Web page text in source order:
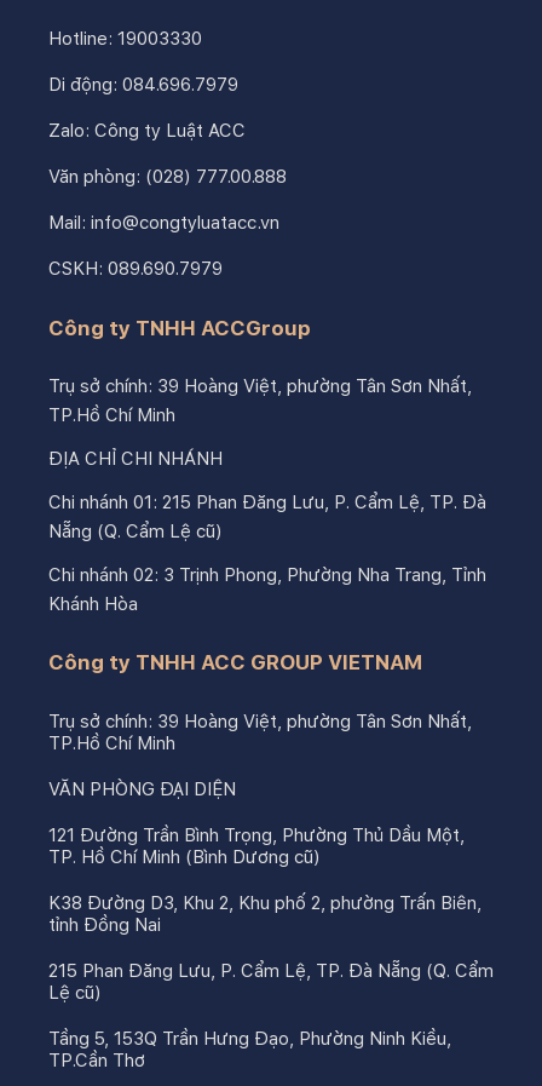
Hotline: 19003330
Di động: 084.696.7979
Zalo: Công ty Luật ACC
Văn phòng: (028) 777.00.888
Mail: info@congtyluatacc.vn
CSKH: 089.690.7979
Công ty TNHH ACCGroup
Trụ sở chính: 39 Hoàng Việt, phường Tân Sơn Nhất,
TP.Hồ Chí Minh
ĐỊA CHỈ CHI NHÁNH
Chi nhánh 01: 215 Phan Đăng Lưu, P. Cẩm Lệ, TP. Đà
Nẵng (Q. Cẩm Lệ cũ)
Chi nhánh 02: 3 Trịnh Phong, Phường Nha Trang, Tỉnh
Khánh Hòa
Công ty TNHH ACC GROUP VIETNAM
Trụ sở chính: 39 Hoàng Việt, phường Tân Sơn Nhất,
TP.Hồ Chí Minh
VĂN PHÒNG ĐẠI DIỆN
121 Đường Trần Bình Trọng, Phường Thủ Dầu Một,
TP. Hồ Chí Minh (Bình Dương cũ)
K38 Đường D3, Khu 2, Khu phố 2, phường Trấn Biên,
tỉnh Đồng Nai
215 Phan Đăng Lưu, P. Cẩm Lệ, TP. Đà Nẵng (Q. Cẩm
Lệ cũ)
Tầng 5, 153Q Trần Hưng Đạo, Phường Ninh Kiều,
TP.Cần Thơ